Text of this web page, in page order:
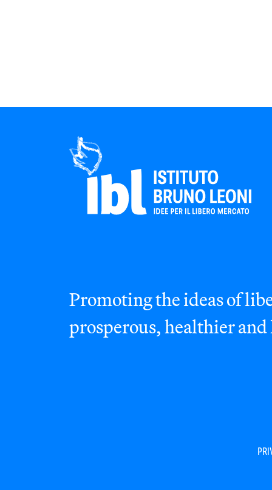
Promoting the ideas of
prosperous, healthier